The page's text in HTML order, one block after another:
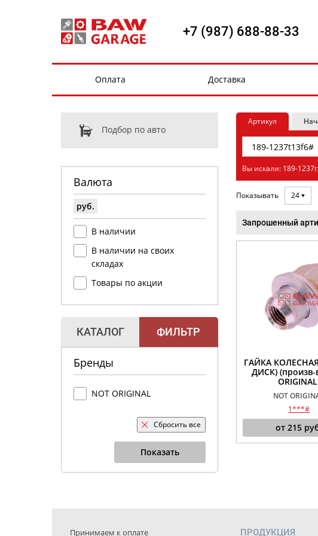
+7 (987) 688-88-33
Оплата Доставка
Подбор по авто
Валюта
руб.
В наличии
В наличии на своих
складах
Товары по акции
КАТАЛОГ ФИЛЬТР
Бренды
NOT ORIGINAL
Сбросить все
Показать
Артикул
Вы искали: 189-
Показывать 24
Запрошенный
ГАЙКА
ДИСК) (произв-
NOT
1***#
от215
Принимаем к оплате ПРОДУКЦИЯ